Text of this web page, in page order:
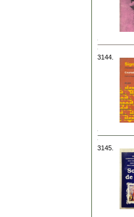
3144.
3145.